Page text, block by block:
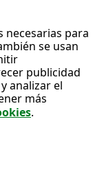
necesarias para
se usan
publicidad
analizar el
más
.